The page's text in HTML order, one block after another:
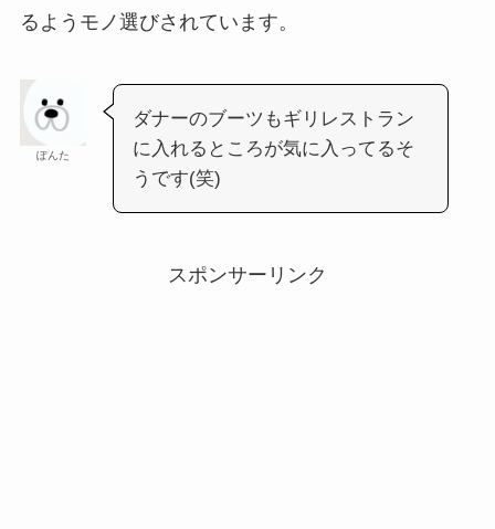
るようモノ選びされています。
ぽんた
ダナーのブーツもギリレストラン
に入れるところが気に入ってるそ
うです(笑)
スポンサーリンク